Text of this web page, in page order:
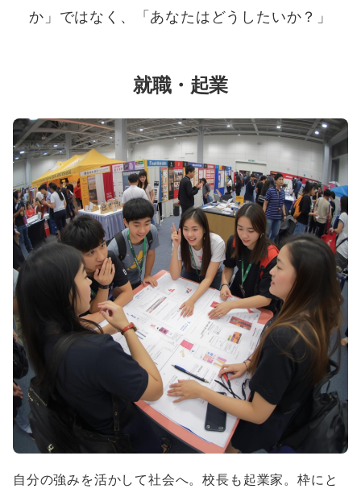
か」ではなく、「あなたはどうしたいか？」
就職・起業
自分の強みを活かして社会へ。校長も起業家。枠にと